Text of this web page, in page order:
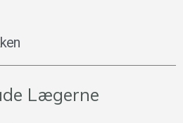
Lægerne